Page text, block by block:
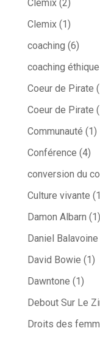
Clemix(2)
Clemix(1)
coaching (6)
coaching
Coeur de Pirate
Coeur de Pirate
Communauté (1)
Conférence (4)
conversion du
Culture vivante
Damon Albarn (1)
Daniel Balavoine
David Bowie (1)
Dawntone (1)
Debout Sur Le
Droits des